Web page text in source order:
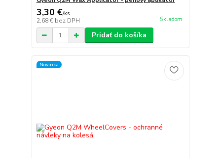
3,30 €/ks
2,68 € bez DPH Skladom
Pridať do košíka
Novinka